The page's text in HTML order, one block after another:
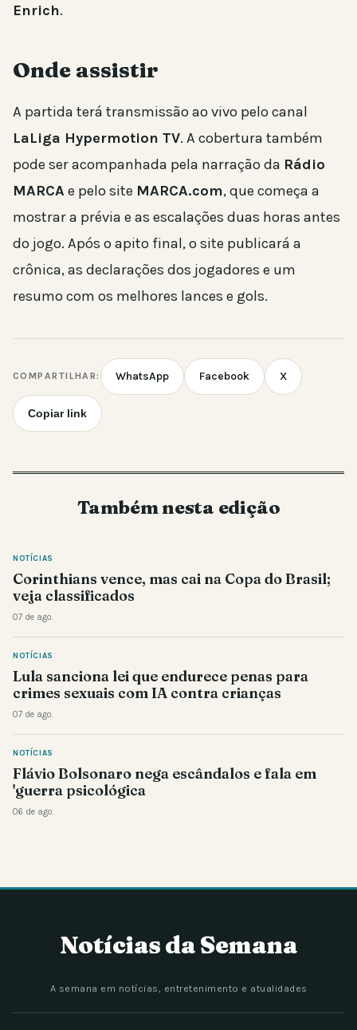
Enrich.
Onde assistir
A partida terá transmissão ao vivo pelo canal
LaLiga Hypermotion TV. A cobertura também
pode ser acompanhada pela narração da Rádio
MARCA e pelo site MARCA.com, que começa a
mostrar a prévia e as escalações duas horas antes
do jogo. Após o apito final, o site publicará a
crônica, as declarações dos jogadores e um
resumo com os melhores lances e gols.
COMPARTILHAR: WhatsApp Facebook X
Copiar link
Também nesta edição
NOTÍCIAS
Corinthians vence, mas cai na Copa do Brasil;
veja classificados
07 de ago.
NOTÍCIAS
Lula sanciona lei que endurece penas para
crimes sexuais com IA contra crianças
07 de ago.
NOTÍCIAS
Flávio Bolsonaro nega escândalos e fala em
'guerra psicológica
06 de ago.
Notícias da Semana
A semana em notícias, entretenimento e atualidades